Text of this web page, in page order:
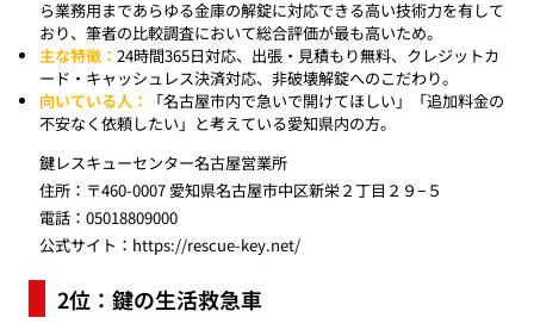
ら業務用まであらゆる金庫の解錠に対応できる高い技術力を有して
おり、筆者の比較調査において総合評価が最も高いため。
主な特徴：24時間365日対応、出張・見積もり無料、クレジットカ
ード・キャッシュレス決済対応、非破壊解錠へのこだわり。
向いている人：
「名古屋市内で急いで開けてほしい」「追加料金の
不安なく依頼したい」と考えている愛知県内の方。
鍵レスキューセンター名古屋営業所
住所：〒460-0007 愛知県名古屋市中区新栄２丁目２９−５
電話：05018809000
公式サイト： https://rescue-key.net/
2位：鍵の生活救急車